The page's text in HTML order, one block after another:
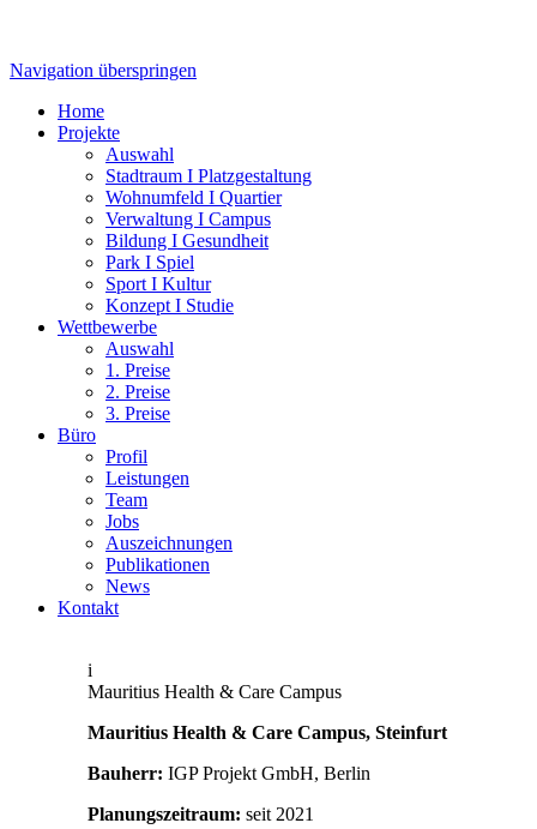
Navigation überspringen
Home
Projekte
Auswahl
Stadtraum I Platzgestaltung
Wohnumfeld I Quartier
Verwaltung I Campus
Bildung I Gesundheit
Park I Spiel
Sport I Kultur
Konzept I Studie
Wettbewerbe
Auswahl
1. Preise
2. Preise
3. Preise
Büro
Profil
Leistungen
Team
Jobs
Auszeichnungen
Publikationen
News
Kontakt
i
Mauritius Health & Care Campus
Mauritius Health & Care Campus, Steinfurt
Bauherr: IGP Projekt GmbH, Berlin
Planungszeitraum: seit 2021